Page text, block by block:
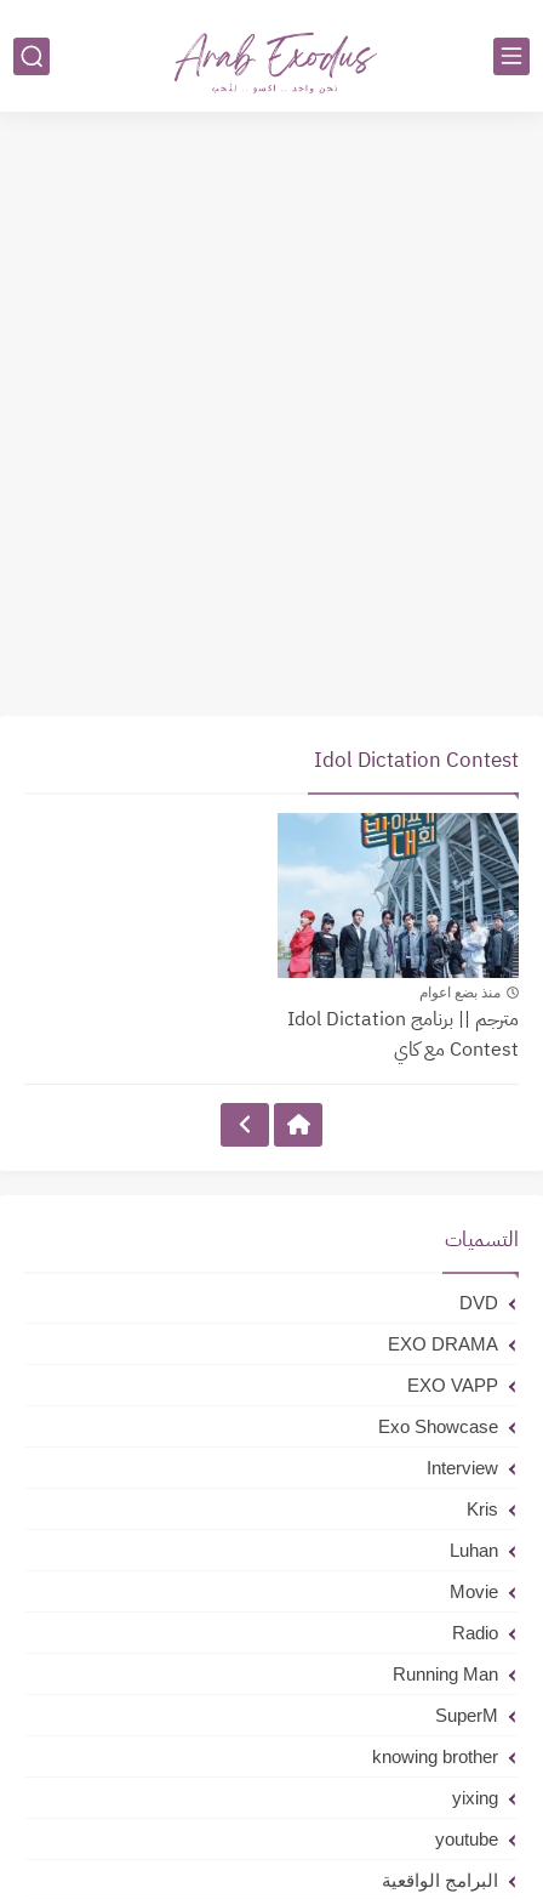
Idol Dictation Contest
Idol Dictation Contest
منذ بضع اعوام
مترجم || برنامج Idol Dictation
Contest مع كاي
التسميات
DVD
EXO DRAMA
EXO VAPP
Exo Showcase
Interview
Kris
Luhan
Movie
Radio
Running Man
SuperM
knowing brother
yixing
youtube
البرامج الواقعية